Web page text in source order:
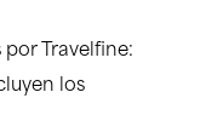
por Travelfine:
los